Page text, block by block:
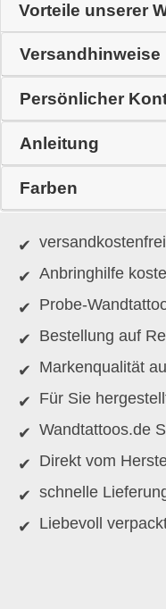
Vorteile unserer
Versandhinweise
Persönlicher
Anleitung
Farben
Anbringhilfe
Probe-
Bestellung auf
Markenqualität
Für Sie
Wandtattoos.de
Direkt vom
schnelle
Liebevoll